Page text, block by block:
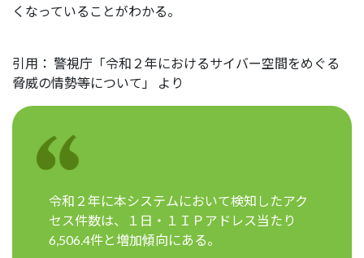
くなっていることがわかる。
引用： 警視庁「令和２年におけるサイバー空間をめぐる
脅威の情勢等について」 より
令和２年に本システムにおいて検知したアク
セス件数は、１日・１ＩＰアドレス当たり
6,506.4件と増加傾向にある。